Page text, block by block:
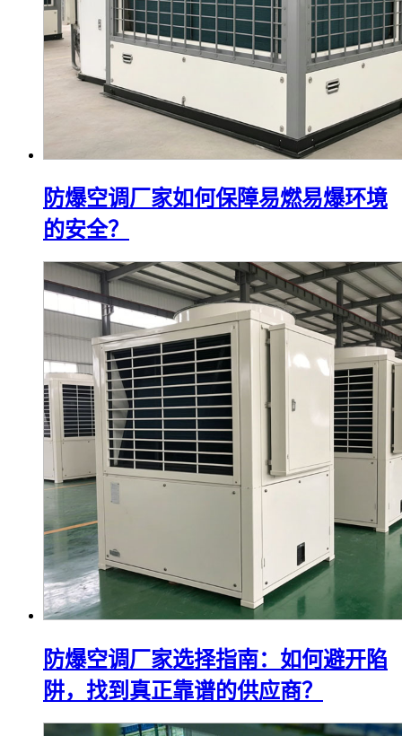
防爆空调厂家如何保障易燃易爆环境
的安全？
防爆空调厂家选择指南：如何避开陷
阱，找到真正靠谱的供应商？